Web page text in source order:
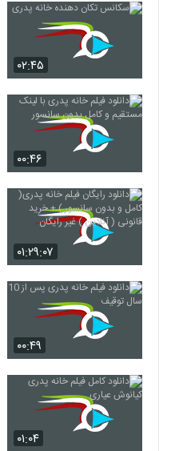
۰۲:۴۵
۰۰:۴۶
۰۱:۲۹:۰۷
۰۰:۴۹
۰۱:۰۴